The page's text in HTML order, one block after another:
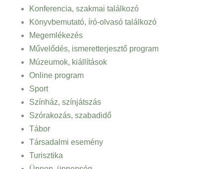
Konferencia, szakmai találkozó
Könyvbemutató, író-olvasó találkozó
Megemlékezés
Művelődés, ismeretterjesztő program
Múzeumok, kiállítások
Online program
Sport
Színház, színjátszás
Szórakozás, szabadidő
Tábor
Társadalmi esemény
Turisztika